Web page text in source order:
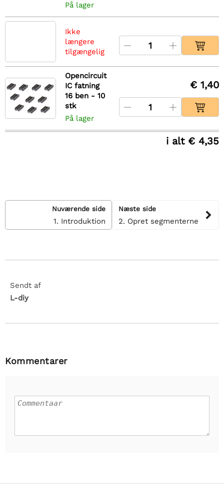
På lager
Ikke
længere
tilgængelig
Opencircuit
IC fatning
16 ben - 10
stk
På lager
€ 1,40
i alt € 4,35
Nuværende side
1. Introduktion
Næste side
2. Opret segmenterne
Sendt af
L-diy
Kommentarer